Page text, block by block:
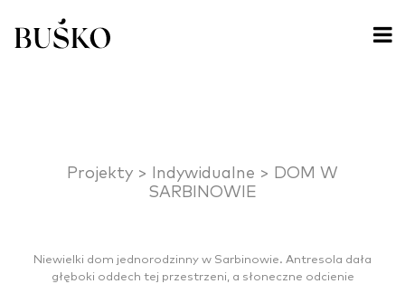
Projekty > Indywidualne > DOM W
SARBINOWIE
Niewielki dom jednorodzinny w Sarbinowie. Antresola dała
głęboki oddech tej przestrzeni, a słoneczne odcienie